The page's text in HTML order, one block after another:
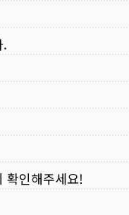
.
확인해주세요!